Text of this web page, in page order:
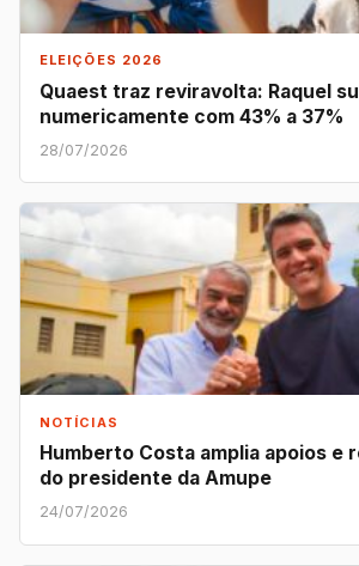
ELEIÇÕES 2026
Quaest traz reviravolta: Raquel
numericamente com 43% a 37%
28/07/2026
NOTÍCIAS
Humberto Costa amplia apoios e
do presidente da Amupe
24/07/2026